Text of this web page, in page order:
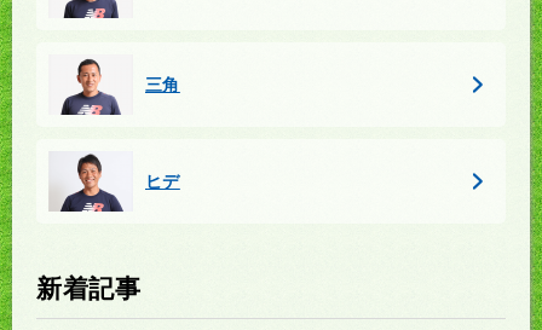
三角
ヒデ
新着記事